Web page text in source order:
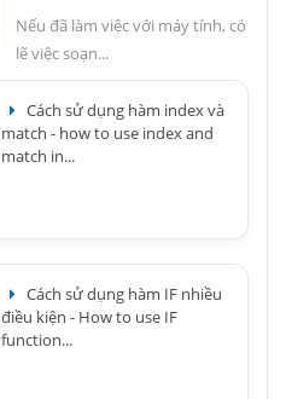
Nếu đã làm việc với máy tính, có
lẽ việc soạn...
Cách sử dụng hàm index và
match - how to use index and
match in...
Cách sử dụng hàm IF nhiều
điều kiện - How to use IF
function...